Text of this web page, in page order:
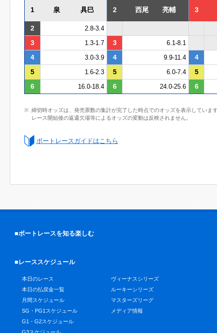
1 泉 具巳 2 西尾 亮輔 3
2 2.8-3.4
3 1.3-1.7 3 6.1-8.1
4 3.0-3.9 4 9.9-11.4
4
5
1.6-2.3 5 6.0-7.4
5
6
16.0-18.4 6 24.0-25.6 6
締切時オッズは、発売票数の集計が完了した時点でのオッズを表示していま
レース開始後の返還欠場等によるオッズの変動は反映されません。
ボートレースガイドはこちら
■ボートレースを知る楽しむ
■レーススケジュール
本日のレース
本日の払戻金一覧
月間スケジュール
SG・PG1スケジュール
G1・G2スケジュール
ヴィーナスシリーズ
ルーキーシリーズ
マスターズリーグ
メディア情報